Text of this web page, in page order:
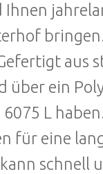
Ihnen
aus
ein
L
für eine